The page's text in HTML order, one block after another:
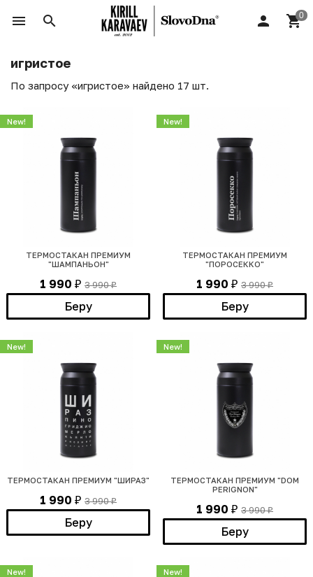
игристое
По запросу «игристое» найдено 17 шт.
ТЕРМОСТАКАН ПРЕМИУМ
"ШАМПАНЬОН"
1 990 ₽ 3 990₽
Беру
New!
ТЕРМОСТАКАН ПРЕМИУМ
"ПОРОСЕККО"
1 990 ₽ 3 990₽
Беру
New!
ТЕРМОСТАКАН ПРЕМИУМ "ШИРАЗ"
1 990 ₽ 3 990₽
Беру
New!
ТЕРМОСТАКАН ПРЕМИУМ "DOM
PERIGNON"
1 990 ₽ 3 990₽
Беру
New!
New! New!